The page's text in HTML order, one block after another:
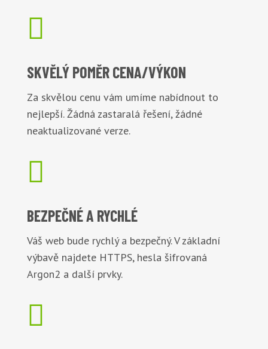

SKVĚLÝ POMĚRCENA/VÝKON
Za skvělou cenu vám umíme nabídnout to
nejlepší. Žádná zastaralá řešení, žádné
neaktualizované verze.

BEZPEČNÉA RYCHLÉ
Váš web bude rychlý a bezpečný. V základní
výbavě najdete HTTPS, hesla šifrovaná
Argon2 a další prvky.
